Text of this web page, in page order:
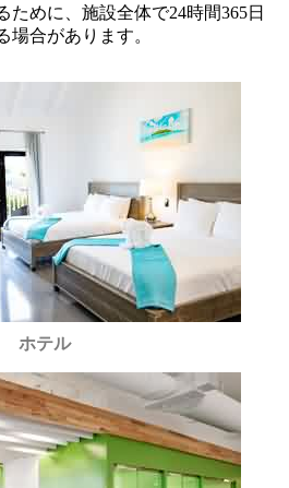
ために、施設全体で24時間365日
場合があります。
ホテル